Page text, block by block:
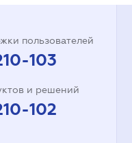
пользователей
103
и решений
102